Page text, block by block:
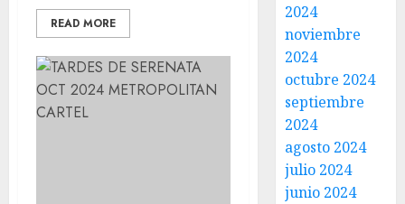
READ MORE
2024
noviembre
2024
octubre 2024
septiembre
2024
agosto 2024
julio 2024
junio 2024